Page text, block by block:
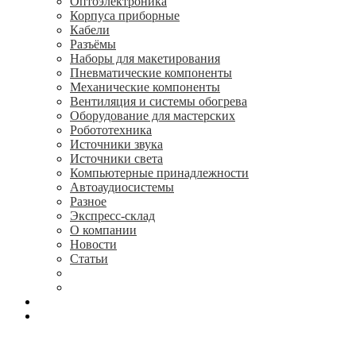
Корпуса приборные
Кабели
Разъёмы
Наборы для макетирования
Пневматические компоненты
Механические компоненты
Вентиляция и системы обогрева
Оборудование для мастерских
Робототехника
Источники звука
Источники света
Компьютерные принадлежности
Автоаудиосистемы
Разное
Экспресс-склад
О компании
Новости
Статьи